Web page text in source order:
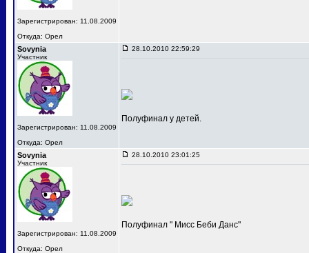
Зарегистрирован: 11.08.2009
Откуда: Орел
Sovynia
Участник
Зарегистрирован: 11.08.2009
Откуда: Орел
28.10.2010 22:59:29
Полуфинал у детей.
Sovynia
Участник
Зарегистрирован: 11.08.2009
Откуда: Орел
28.10.2010 23:01:25
Полуфинал " Мисс Беби Данс"